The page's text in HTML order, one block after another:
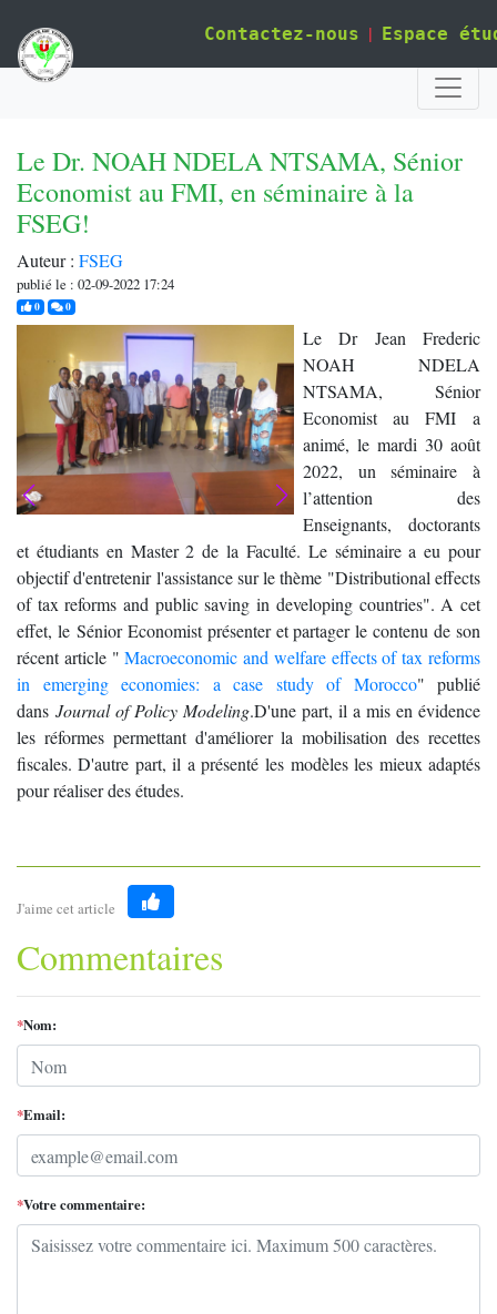
Contactez-nous | Espace
Le Dr. NOAH NDELA NTSAMA, Sénior
Economist au FMI, en séminaire à la
FSEG!
Auteur : FSEG
publié le : 02-09-2022 17:24
0j'aime0commentaires
Le Dr Jean Frederic
NOAH NDELA
NTSAMA, Sénior
Economist au FMI a
animé, le mardi 30 août
2022, un séminaire à
l’attention des
Enseignants, doctorants
et étudiants en Master 2 de la Faculté. Le séminaire a eu pour
objectif d'entretenir l'assistance sur le thème "Distributional effects
of tax reforms and public saving in developing countries". A cet
effet, le Sénior Economist présenter et partager le contenu de son
récent article "Macroeconomic and welfare effects of tax reforms
in emerging economies: a case study of Morocco" publié
dans Journal of Policy Modeling.D'une part, il a mis en évidence
les réformes permettant d'améliorer la mobilisation des recettes
fiscales. D'autre part, il a présenté les modèles les mieux adaptés
pour réaliser des études.
J'aime cet article
Like
Commentaires
*Nom:
*Email:
*Votre commentaire: